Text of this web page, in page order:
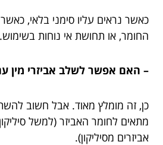
כאשר נראים עליו סימני בלאי,
החומר, או תחושת אי נוחות בשימוש.
– האם אפשר לשלב אביזרי מין
כן, זה מומלץ מאוד. אבל חשוב
מתאים לחומר האביזר (למשל
אביזרים מסיליקון).